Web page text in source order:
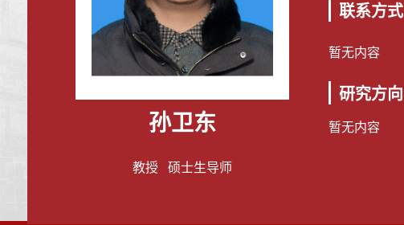
孙卫东
教授 硕士生导师
联系方式
暂无内容
研究方向
暂无内容